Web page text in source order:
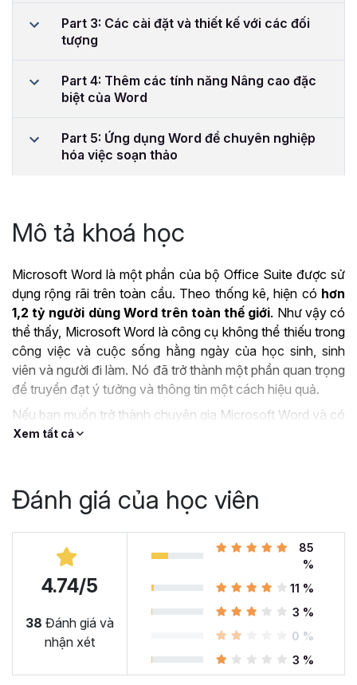
Part 3: Các cài đặt và thiết kế với các đối
tượng
Part 4: Thêm các tính năng Nâng cao đặc
biệt của Word
Part 5: Ứng dụng Word để chuyên nghiệp
hóa việc soạn thảo
Mô tả khoá học
Microsoft Word là một phần của bộ Office Suite được sử
dụng rộng rãi trên toàn cầu. Theo thống kê, hiện có hơn
1,2 tỷ người dùng Word trên toàn thế giới. Như vậy có
thể thấy, Microsoft Word là công cụ không thể thiếu trong
công việc và cuộc sống hằng ngày của học sinh, sinh
viên và người đi làm. Nó đã trở thành một phần quan trọng
để truyền đạt ý tưởng và thông tin một cách hiệu quả.
Nếu bạn muốn trở thành chuyên gia Microsoft Word và có
thể làm chủ công cụ này thì khóa học
ỨNG DỤNG CỦA
MICROSOFT WORD TRONG
CÔNG VIỆC
Microsoft Word là công cụ làm việc vô cùng quan trọng
trong nhiều ngành nghề hiện nay. Nó cung cấp các tính
năng và chức năng hữu ích để soạn thảo, biên tập tài
liệu… Có thể kể đến một số ứng dụng như:
Xem tất cả
Đánh giá của học viên
4.74/5
38 Đánh giá và
nhận xét
85
%
11 %
3 %
0 %
3 %